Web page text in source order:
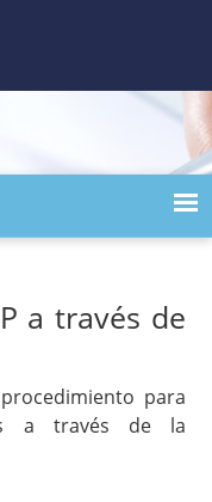
a través de
para
a través de la